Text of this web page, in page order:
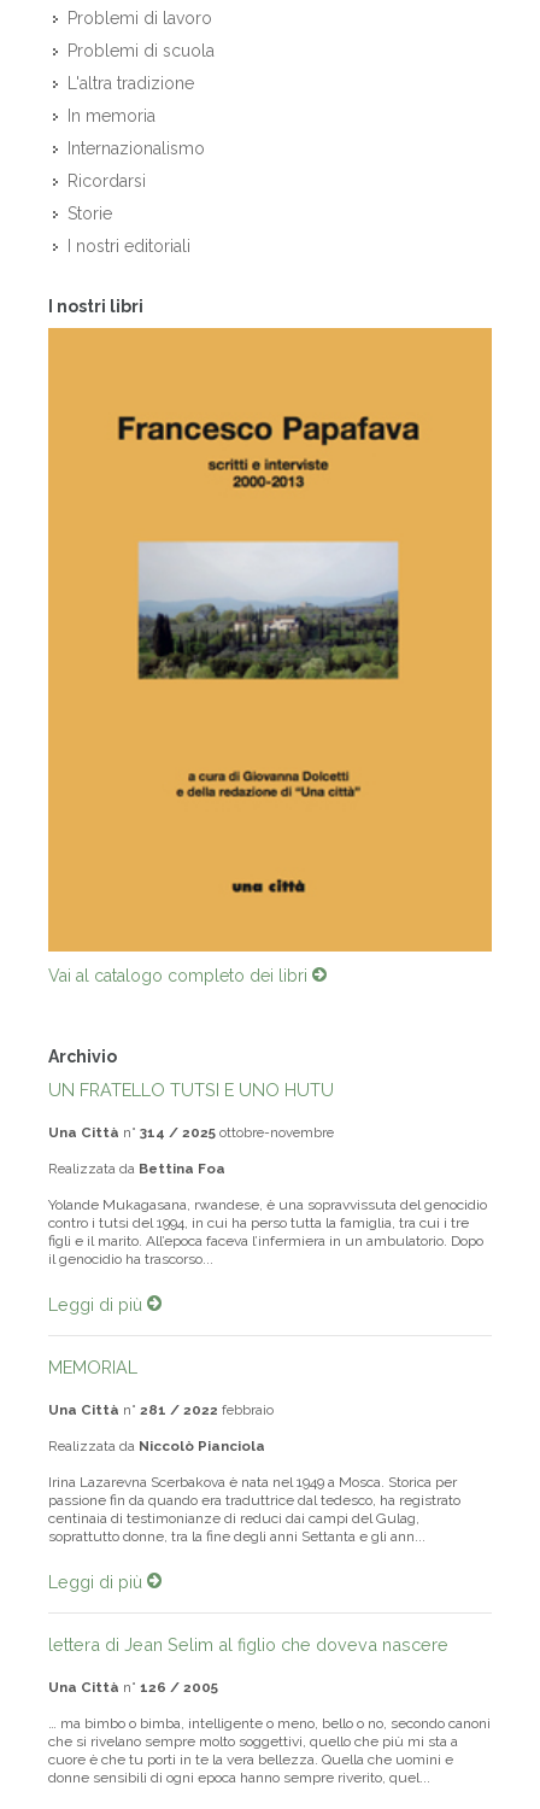
Problemi di lavoro
Problemi di scuola
L'altra tradizione
In memoria
Internazionalismo
Ricordarsi
Storie
I nostri editoriali
I nostri libri
Vai al catalogo completo dei libri
Archivio
UN FRATELLO TUTSI E UNO HUTU
Una Città n° 314 / 2025 ottobre-novembre
Realizzata da Bettina Foa
Yolande Mukagasana, rwandese, è una sopravvissuta del genocidio
contro i tutsi del 1994, in cui ha perso tutta la famiglia, tra cui i tre
figli e il marito. All’epoca faceva l’infermiera in un ambulatorio. Dopo
il genocidio ha trascorso...
Leggi di più
MEMORIAL
Una Città n° 281 / 2022 febbraio
Realizzata da Niccolò Pianciola
Irina Lazarevna Scerbakova è nata nel 1949 a Mosca. Storica per
passione fin da quando era traduttrice dal tedesco, ha registrato
centinaia di testimonianze di reduci dai campi del Gulag,
soprattutto donne, tra la fine degli anni Settanta e gli ann...
Leggi di più
lettera di Jean Selim al figlio che doveva nascere
Una Città n° 126 / 2005
… ma bimbo o bimba, intelligente o meno, bello o no, secondo canoni
che si rivelano sempre molto soggettivi, quello che più mi sta a
cuore è che tu porti in te la vera bellezza. Quella che uomini e
donne sensibili di ogni epoca hanno sempre riverito, quel...